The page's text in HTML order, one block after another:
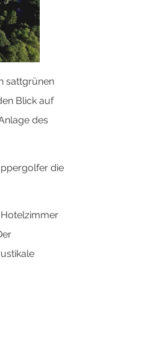
sattgrünen
Blick auf
des
die